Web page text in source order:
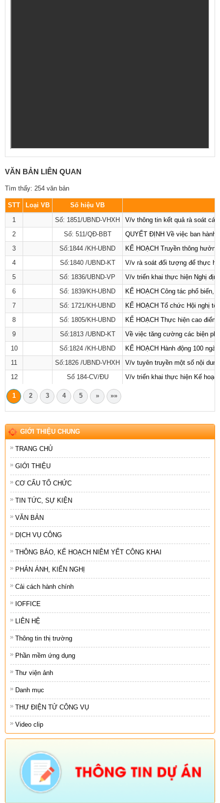
VĂN BẢN LIÊN QUAN
Tìm thấy: 254 văn bản
STT Loại VB
Số hiệu VB
1
Số: 1851/UBND-VHXH
V/v thông tin kết quả rà soát
2
Số: 511/QĐ-BBT
QUYẾT ĐỊNH Về việc ban
3
Số:1844 /KH-UBND
KẾ HOẠCH Truyền thông
4
Số:1840 /UBND-KT
V/v rà soát đối tượng để thực
5
Số: 1836/UBND-VP
V/v triển khai thực hiện Nghị
6
Số: 1839/KH-UBND
KẾ HOẠCH Công tác phổ biến,
7
Số: 1721/KH-UBND
KẾ HOẠCH Tổ chức Hội nghị
8
Số: 1805/KH-UBND
KẾ HOẠCH Thực hiện cao
9
Số:1813 /UBND-KT
Về việc tăng cường các biện
10
Số:1824 /KH-UBND
KẾ HOẠCH Hành động 100
11
Số:1826 /UBND-VHXH
V/v tuyên truyền một số nội dung
12
Số 184-CV/ĐU V/v triển khai thực hiện Kế
1 2 3 4 5 » »»
GIỚI THIỆU CHUNG
TRANG CHỦ
GIỚI THIỆU
CƠ CẤU TỔ CHỨC
TIN TỨC, SỰ KIỆN
VĂN BẢN
DỊCH VỤ CÔNG
THÔNG BÁO, KẾ HOẠCH NIÊM YẾT CÔNG KHAI
PHẢN ÁNH, KIẾN NGHỊ
Cải cách hành chính
IOFFICE
LIÊN HỆ
Thông tin thị trường
Phần mềm ứng dụng
Thư viện ảnh
Danh mục
THƯ ĐIỆN TỬ CÔNG VỤ
Video clip